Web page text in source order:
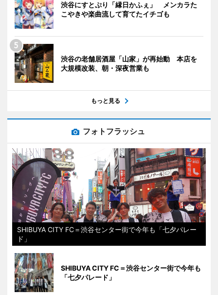
渋谷にすとぷり「縁日かふぇ」 メンカラた
こやきや楽曲流して育てたイチゴも
渋谷の老舗居酒屋「山家」が再始動 本店を
大規模改装、朝・深夜営業も
もっと見る
フォトフラッシュ
SHIBUYA CITY FC＝渋谷センター街で今年も「七夕パレー
ド」
SHIBUYA CITY FC＝渋谷センター街で今年も
「七夕パレード」